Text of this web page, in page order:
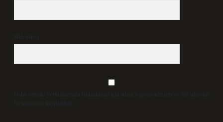
Web Sitesi
Daha sonraki yorumlarımda kullanılması için adım, e-posta adresim ve site adresim
bu tarayıcıya kaydedilsin.